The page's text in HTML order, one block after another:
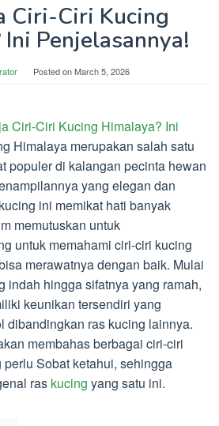
Ciri-Ciri Kucing
Penjelasannya!
Posted onMarch 5, 2026
Ciri-Ciri Kucing Himalaya? Ini
Himalaya merupakan salah satu
populer di kalangan pecinta hewan
yang elegan dan
ini memikat hati banyak
memutuskan untuk
untuk memahami ciri-ciri kucing
merawatnya dengan baik. Mulai
indah hingga sifatnya yang ramah,
keunikan tersendiri yang
dibandingkan ras kucing lainnya.
membahas berbagai ciri-ciri
Sobat ketahui, sehingga
ras kucing yang satu ini.